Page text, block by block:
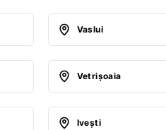
Vaslui
Vetrişoaia
Iveşti